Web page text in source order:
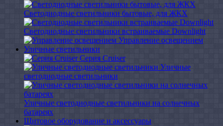
Светодиодные светильники бытовые, для ЖКХ
Светодиодные светильники встраиваемые Downlight
Управление освещением
Уличные светильники
Серия Cruiser
Уличные
светодиодные светильники
Уличные светодиодные светильники на солнечных
батареях
Щитовое оборудование и аксессуары